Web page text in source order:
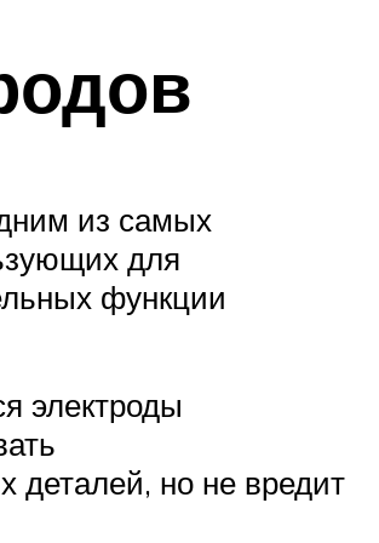
из самых
для
функции
электроды
деталей, но не вредит